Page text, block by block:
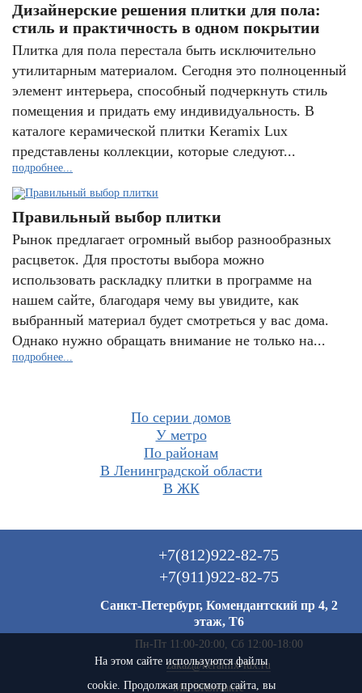
Дизайнерские решения плитки для пола:
стиль и практичность в одном покрытии
Плитка для пола перестала быть исключительно
утилитарным материалом. Сегодня это полноценный
элемент интерьера, способный подчеркнуть стиль
помещения и придать ему индивидуальность. В
каталоге керамической плитки Keramix Lux
представлены коллекции, которые следуют...
подробнее...
Правильный выбор плитки
Рынок предлагает огромный выбор разнообразных
расцветок. Для простоты выбора можно
использовать раскладку плитки в программе на
нашем сайте, благодаря чему вы увидите, как
выбранный материал будет смотреться у вас дома.
Однако нужно обращать внимание не только на...
подробнее...
По серии домов
У метро
По районам
В Ленинградской области
В ЖК
+7(812)922-82-75
+7(911)922-82-75
Санкт-Петербург, Комендантский пр 4, 2
этаж, Т6
Пн-Пт 11:00-20:00, Сб 12:00-18:00
zakaz@keramix-lux.ru
Мы ВКонтакте
На этом сайте используются файлы
cookie. Продолжая просмотр сайта, вы